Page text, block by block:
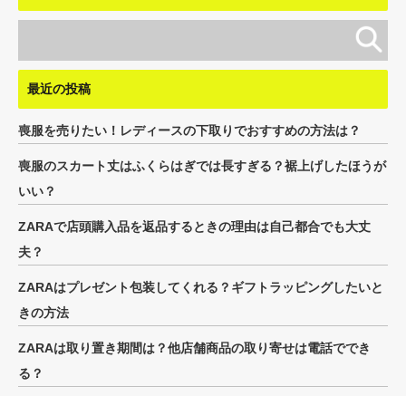
最近の投稿
喪服を売りたい！レディースの下取りでおすすめの方法は？
喪服のスカート丈はふくらはぎでは長すぎる？裾上げしたほうが
いい？
ZARAで店頭購入品を返品するときの理由は自己都合でも大丈
夫？
ZARAはプレゼント包装してくれる？ギフトラッピングしたいと
きの方法
ZARAは取り置き期間は？他店舗商品の取り寄せは電話ででき
る？